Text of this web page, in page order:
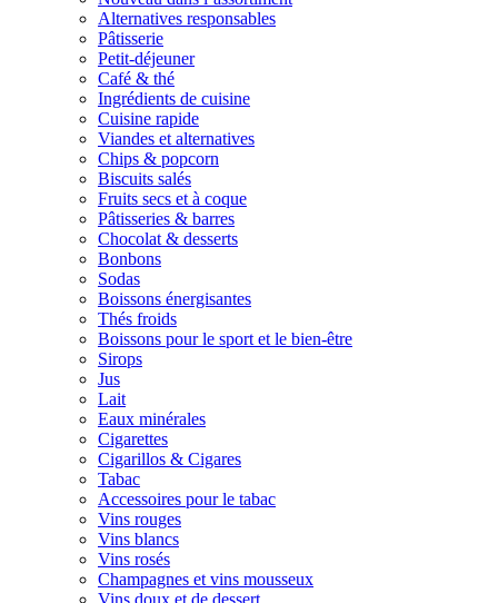
Alternatives responsables
Pâtisserie
Petit-déjeuner
Café & thé
Ingrédients de cuisine
Cuisine rapide
Viandes et alternatives
Chips & popcorn
Biscuits salés
Fruits secs et à coque
Pâtisseries & barres
Chocolat & desserts
Bonbons
Sodas
Boissons énergisantes
Thés froids
Boissons pour le sport et le bien-être
Sirops
Jus
Lait
Eaux minérales
Cigarettes
Cigarillos & Cigares
Tabac
Accessoires pour le tabac
Vins rouges
Vins blancs
Vins rosés
Champagnes et vins mousseux
Vins doux et de dessert